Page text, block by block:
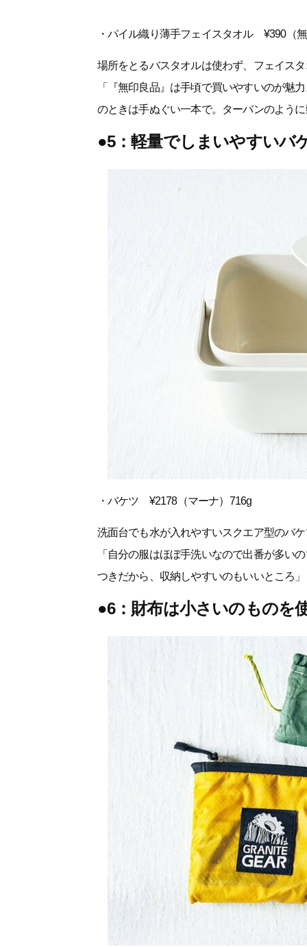
・パイル織り薄手フェイスタオル ¥390（
場所をとるバスタオルは使わず、フェイス
「『無印良品』は手頃で買いやすいのが魅
のときは手ぬぐい一本で。ターバンのよう
●5：軽量でしまいやすいバ
・バケツ ¥2178（マーナ）716g
洗面台でも水が入れやすいスクエア型のバ
「自分の服はほぼ手洗いなので出番が多い
つきだから、収納しやすいのもいいところ」
●6：財布は小さいのものを